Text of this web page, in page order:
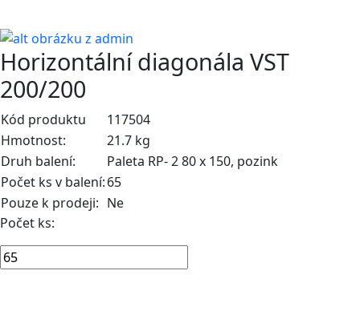
Horizontální diagonála VST
200/200
Kód produktu
117504
Hmotnost:
21.7 kg
Druh balení:
Paleta RP- 2 80 x 150, pozink
Počet ks v balení:65
Pouze k prodeji: Ne
Počet ks: